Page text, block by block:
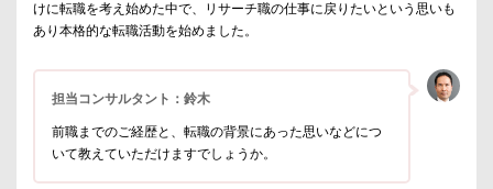
けに転職を考え始めた中で、リサーチ職の仕事に戻りたいという思いも
あり本格的な転職活動を始めました。
担当コンサルタント：鈴木
前職までのご経歴と、転職の背景にあった思いなどにつ
いて教えていただけますでしょうか。